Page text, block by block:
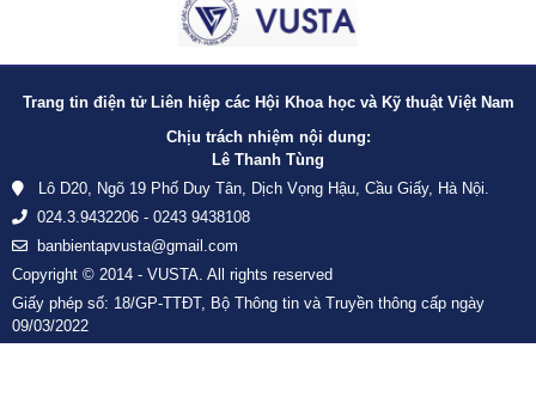
Trang tin điện tử Liên hiệp các Hội Khoa học và Kỹ thuật Việt Nam
Chịu trách nhiệm nội dung:
Lê Thanh Tùng
Lô D20, Ngõ 19 Phố Duy Tân, Dịch Vọng Hậu, Cầu Giấy, Hà Nội.
024.3.9432206 - 0243 9438108
banbientapvusta@gmail.com
Copyright © 2014 - VUSTA. All rights reserved
Giấy phép số: 18/GP-TTĐT, Bộ Thông tin và Truyền thông cấp ngày
09/03/2022